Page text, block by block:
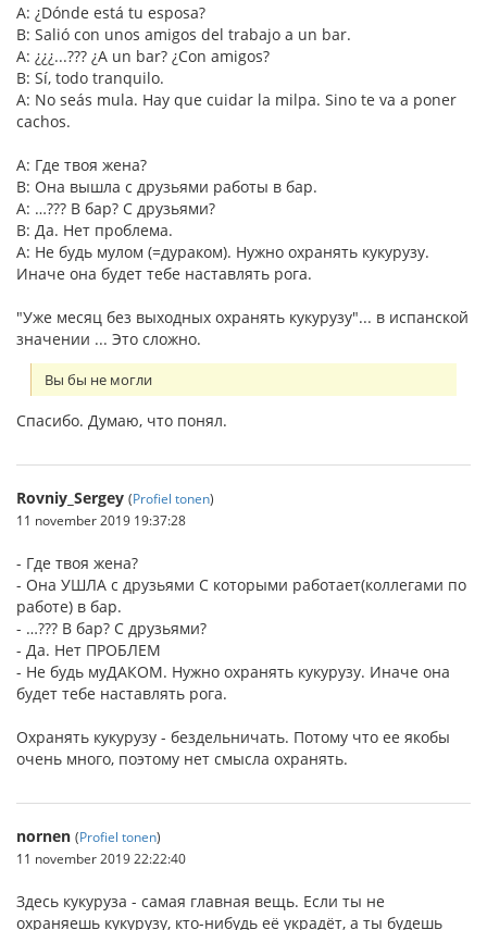
A: ¿Dónde está tu esposa?
B: Salió con unos amigos del trabajo a un bar.
A: ¿¿¿...??? ¿A un bar? ¿Con amigos?
B: Sí, todo tranquilo.
A: No seás mula. Hay que cuidar la milpa. Sino te va a poner
cachos.
A: Где твоя жена?
B: Она вышла с друзьями работы в бар.
A: …??? В бар? С друзьями?
B: Да. Нет проблема.
A: Не будь мулом (=дураком). Нужно охранять кукурузу.
Иначе она будет тебе наставлять рога.
"Уже месяц без выходных охранять кукурузу"... в испанской
значении ... Это сложно.
Вы бы не могли
Спасибо. Думаю, что понял.
Rovniy_Sergey (Profiel tonen)
11 november 2019 19:37:28
- Где твоя жена?
- Она УШЛА с друзьями С которыми работает(коллегами по
работе) в бар.
- …??? В бар? С друзьями?
- Да. Нет ПРОБЛЕМ
- Не будь муДАКОМ. Нужно охранять кукурузу. Иначе она
будет тебе наставлять рога.
Охранять кукурузу - бездельничать. Потому что ее якобы
очень много, поэтому нет смысла охранять.
nornen (Profiel tonen)
11 november 2019 22:22:40
Здесь кукуруза - самая главная вещь. Если ты не
охраняешь кукурузу, кто-нибудь её украдёт, а ты будешь